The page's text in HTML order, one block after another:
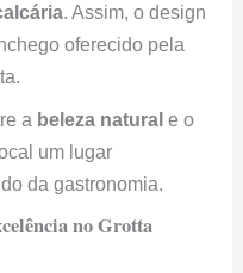
. Assim, o design
oferecido pela
a beleza naturale o
um lugar
da gastronomia.
no Grotta